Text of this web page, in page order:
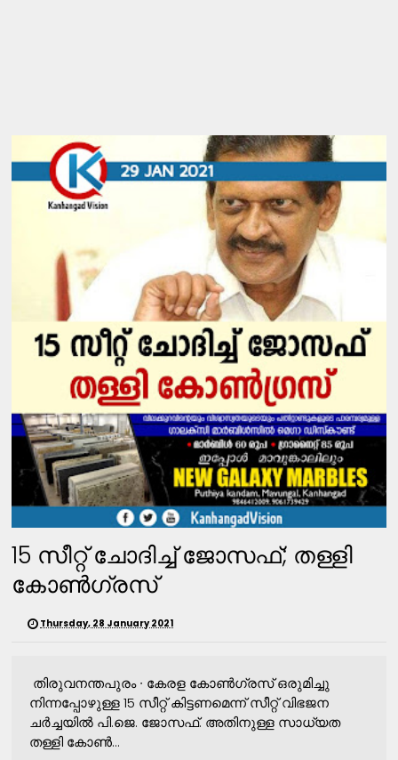
15 സീറ്റ് ചോദിച്ച് ജോസഫ്; തള്ളി
കോൺഗ്രസ്
Thursday, 28 January 2021
തിരുവനന്തപുരം ∙ കേരള കോൺഗ്രസ് ഒരുമിച്ചു
നിന്നപ്പോഴുള്ള 15 സീറ്റ് കിട്ടണമെന്ന് സീറ്റ് വിഭജന
ചർച്ചയിൽ പി.ജെ. ജോസഫ്. അതിനുള്ള സാധ്യത
തള്ളി കോൺ...